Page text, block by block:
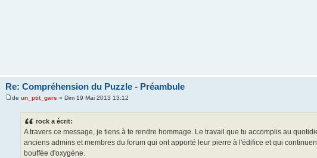
Re: Compréhension du Puzzle - Préambule
deun_ptit_gars » Dim 19 Mai 2013 13:12
rock a écrit:
A travers ce message, je tiens à te rendre hommage. Le travail que tu accomplis au
anciens admins et membres du forum qui ont apporté leur pierre à l'édifice et qui
bouffée d'oxygène.